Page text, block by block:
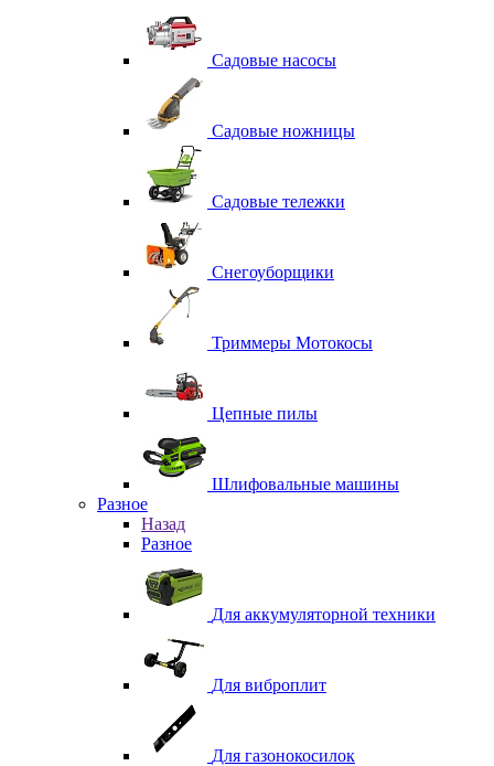
Садовые насосы
Садовые ножницы
Садовые тележки
Снегоуборщики
Триммеры Мотокосы
Цепные пилы
Шлифовальные машины
Разное
Назад
Разное
Для аккумуляторной техники
Для виброплит
Для газонокосилок